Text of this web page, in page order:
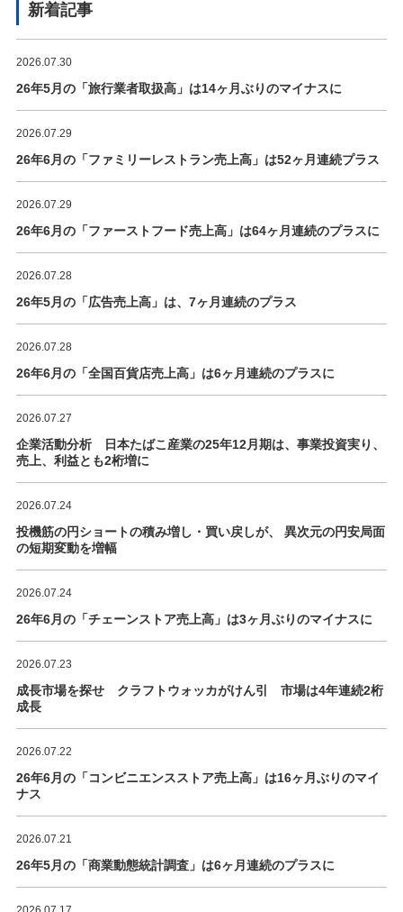
新着記事
2026.07.30
26年5月の「旅行業者取扱高」は14ヶ月ぶりのマイナスに
2026.07.29
26年6月の「ファミリーレストラン売上高」は52ヶ月連続プラス
2026.07.29
26年6月の「ファーストフード売上高」は64ヶ月連続のプラスに
2026.07.28
26年5月の「広告売上高」は、7ヶ月連続のプラス
2026.07.28
26年6月の「全国百貨店売上高」は6ヶ月連続のプラスに
2026.07.27
企業活動分析 日本たばこ産業の25年12月期は、事業投資実り、
売上、利益とも2桁増に
2026.07.24
投機筋の円ショートの積み増し・買い戻しが、 異次元の円安局面
の短期変動を増幅
2026.07.24
26年6月の「チェーンストア売上高」は3ヶ月ぶりのマイナスに
2026.07.23
成長市場を探せ クラフトウォッカがけん引 市場は4年連続2桁
成長
2026.07.22
26年6月の「コンビニエンスストア売上高」は16ヶ月ぶりのマイ
ナス
2026.07.21
26年5月の「商業動態統計調査」は6ヶ月連続のプラスに